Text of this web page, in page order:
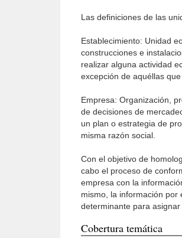
Las definiciones de las
Establecimiento: Unidad
construcciones e
realizar alguna actividad
excepción de aquéllas
Empresa: Organización,
de decisiones de
un plan o estrategia de
misma razón social.
Con el objetivo de
cabo el proceso de
empresa con la
mismo, la información por
determinante para
Cobertura temática